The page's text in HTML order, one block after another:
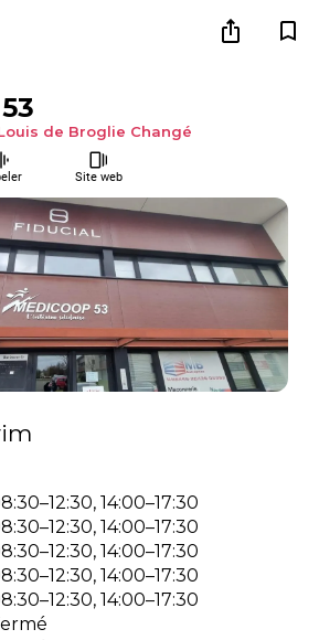
de Broglie Changé
Site web
14:00–17:30
14:00–17:30
14:00–17:30
14:00–17:30
14:00–17:30